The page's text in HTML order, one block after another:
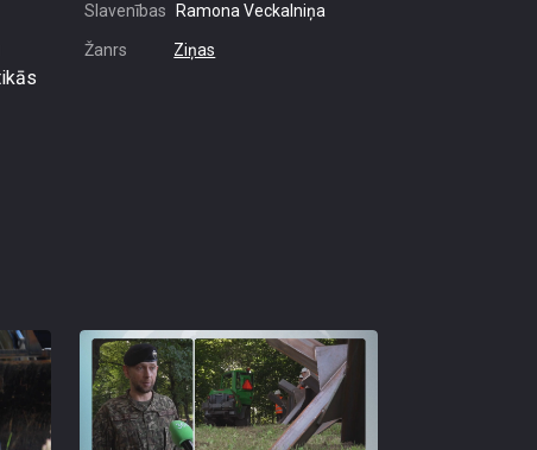
Slavenības Ramona Veckalniņa
Žanrs Ziņas